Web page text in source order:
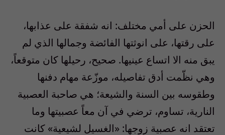
الحزن على أمي مختلف: انه شفقة على عذابها،
على رقتها، على انوثتها الفائضة وجمالها الذي لم
يبق منه الا اتساع عينيها. صحيح، رحيلها كان متوقعاً،
وهي نظّمت أدق تفاصيله، موزّعة مهام دفنها
وطقوسه بين السنة والشيعة؛ هي صاحبة العصبية
النارية، تساوم، ترضي في آن معاً عصبيتها وما
تعتقد انه عصبية زوجها: «الغسيل لشيعية» كانت